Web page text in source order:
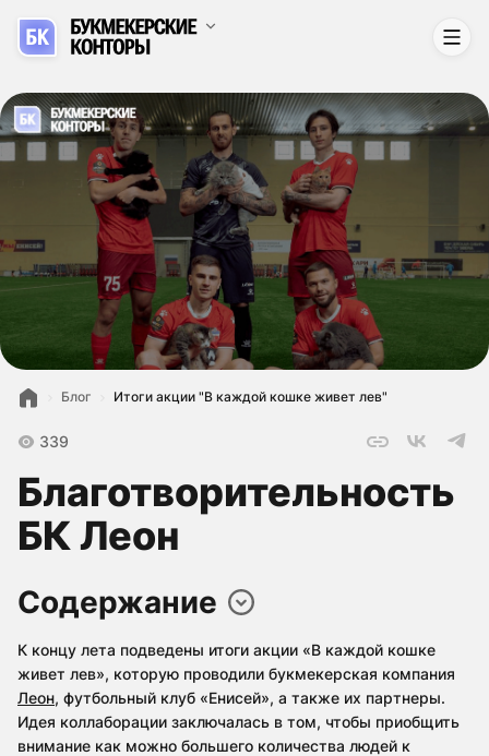
Блог Итоги акции "В каждой кошке живет лев"
339
Благотворительность
БК Леон
Содержание
К концу лета подведены итоги акции «В каждой кошке
живет лев», которую проводили букмекерская компания
Леон, футбольный клуб «Енисей», а также их партнеры.
Идея коллаборации заключалась в том, чтобы приобщить
внимание как можно большего количества людей к